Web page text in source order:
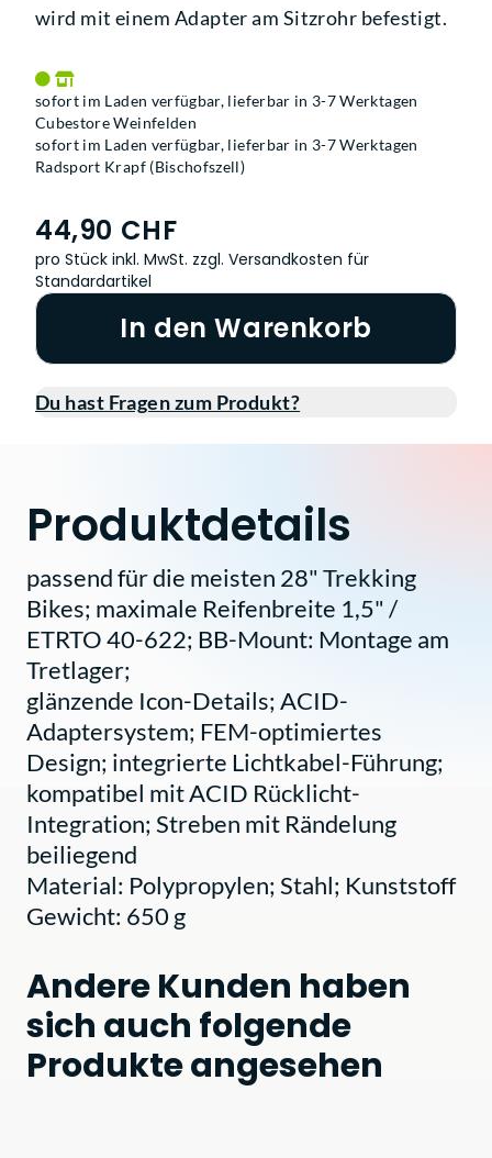
wird mit einem Adapter am Sitzrohr befestigt.
sofort im Laden verfügbar, lieferbar in 3-7 Werktagen
Cubestore Weinfelden
sofort im Laden verfügbar, lieferbar in 3-7 Werktagen
Radsport Krapf (Bischofszell)
44,90 CHF
pro Stück inkl. MwSt. zzgl. Versandkosten für
Standardartikel
In den Warenkorb
Du hast Fragen zum Produkt?
Produktdetails
passend für die meisten 28" Trekking
Bikes; maximale Reifenbreite 1,5" /
ETRTO 40-622; BB-Mount: Montage am
Tretlager;
glänzende Icon-Details; ACID-
Adaptersystem; FEM-optimiertes
Design; integrierte Lichtkabel-Führung;
kompatibel mit ACID Rücklicht-
Integration; Streben mit Rändelung
beiliegend
Material: Polypropylen; Stahl; Kunststoff
Gewicht: 650 g
Andere Kunden haben
sich auch folgende
Produkte angesehen